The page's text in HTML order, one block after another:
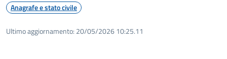
Anagrafe e stato civile
Ultimo aggiornamento: 20/05/2026 10:25.11